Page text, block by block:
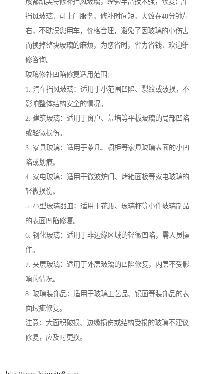
挡风玻璃，可上门服务，修补时间短，大致在40分钟左
右，不耽误您用车，价格合理，避免了因玻璃的小伤害
而换掉整块玻璃的麻烦，为您省时，省力省钱，欢迎维
修咨询。
玻璃修补凹陷修复适用范围：
1. 汽车挡风玻璃：适用于小范围凹陷、裂纹或破损，不
影响整体结构安全的情况。
2. 建筑玻璃：适用于窗户、幕墙等平板玻璃的局部凹陷
或轻微损伤。
3. 家具玻璃：适用于茶几、橱柜等家具玻璃表面的小凹
陷或划痕。
4. 家电玻璃：适用于微波炉门、烤箱面板等家电玻璃的
轻微损伤。
5. 小型玻璃器皿：适用于花瓶、玻璃杯等小件玻璃制品
的表面凹陷修复。
6. 钢化玻璃：适用于非边缘区域的轻微凹陷，需人员操
作。
7. 夹层玻璃：适用于外层玻璃的凹陷修复，内层不受影
响的情况。
8. 玻璃装饰品：适用于玻璃工艺品、镜面等装饰品的表
面瑕疵修复。
注意：大面积破损、边缘损伤或结构受损的玻璃不建议
修复，应及时更换。